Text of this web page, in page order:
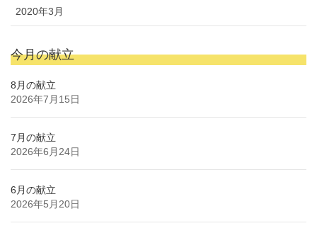
2020年3月
今月の献立
8月の献立
2026年7月15日
7月の献立
2026年6月24日
6月の献立
2026年5月20日